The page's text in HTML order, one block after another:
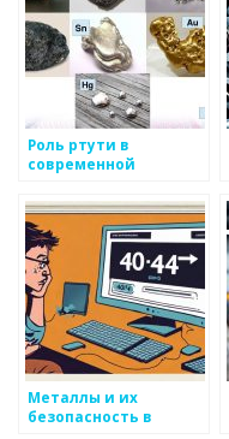
Роль ртути в
современной
Металлы и их
безопасность в